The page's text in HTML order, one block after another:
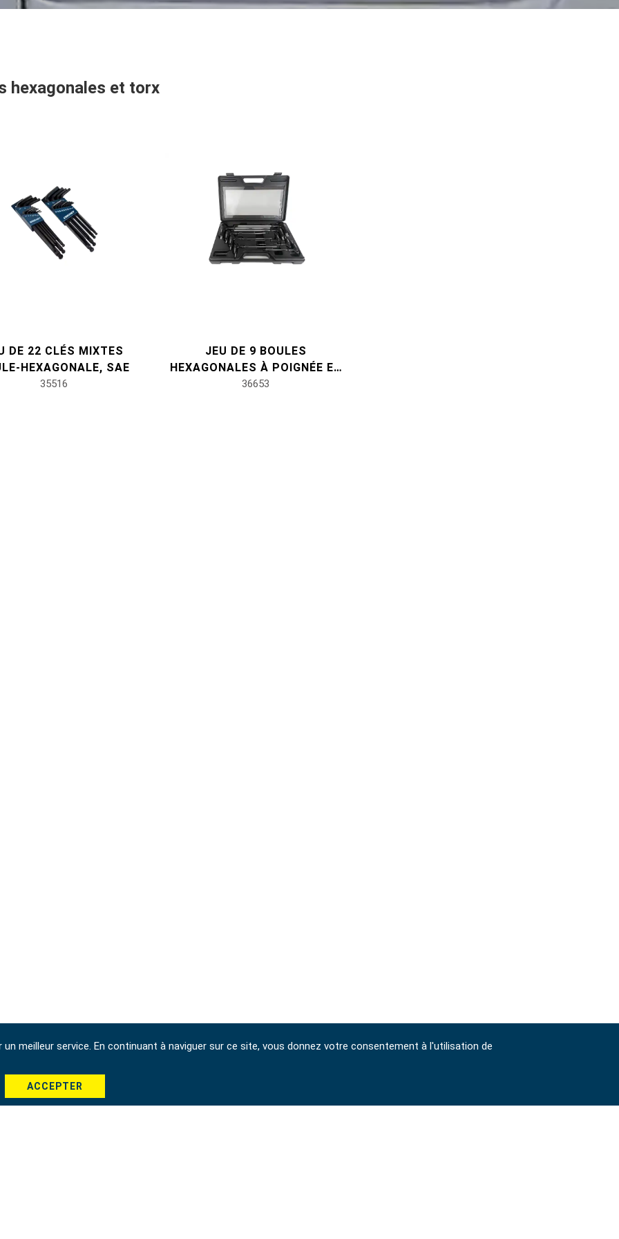
hexagonales et torx
DE 22 CLÉS MIXTES
HEXAGONALE, SAE
35516
JEU DE 9 BOULES
HEXAGONALES À POIGNÉE EN
T, MÉTRIQUE
36653
meilleur service. En continuant à naviguer sur ce site, vous donnez votre consentement à l'utilisation de
ACCEPTER